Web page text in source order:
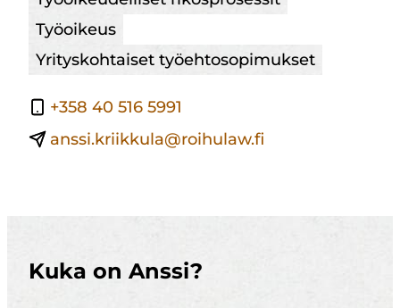
Työoikeus
Yrityskohtaiset työehtosopimukset
+358 40 516 5991
anssi.kriikkula@roihulaw.fi
Kuka on Anssi?